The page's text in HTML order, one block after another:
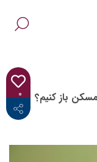
۰
<i class="fab fa-facebook-f"></i> باز کنیم؟